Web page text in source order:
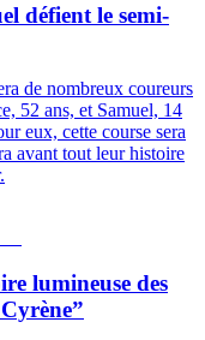
défient le semi-
de nombreux coureurs
52 ans, et Samuel, 14
eux, cette course sera
avant tout leur histoire
lumineuse des